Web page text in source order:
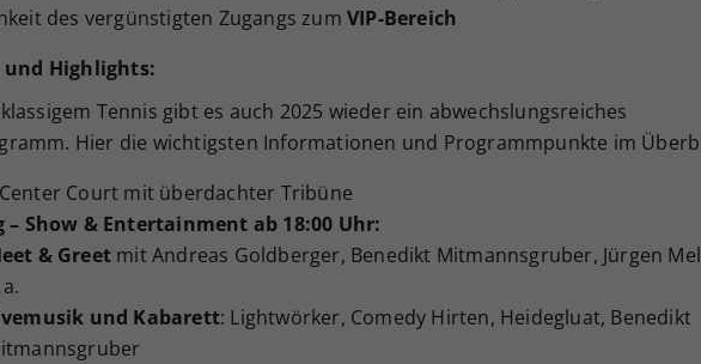
des vergünstigten Zugangs zum VIP-Bereich
und Highlights:
Tennis gibt es auch 2025 wieder ein abwechslungsreiches
Hier die wichtigsten Informationen und Programmpunkte im
Court mit überdachter Tribüne
– Show & Entertainment ab 18:00 Uhr:
& Greet mit Andreas Goldberger, Benedikt Mitmannsgruber, Jürgen
und Kabarett: Lightwörker, Comedy Hirten, Heidegluat, Benedikt